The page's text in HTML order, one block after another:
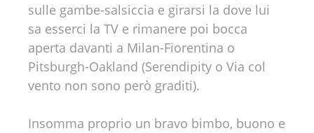
sulle gambe-salsiccia e girarsi la dove lui
sa esserci la TV e rimanere poi bocca
aperta davanti a Milan-Fiorentina o
Pitsburgh-Oakland (Serendipity o Via col
vento non sono però graditi).
Insomma proprio un bravo bimbo, buono e